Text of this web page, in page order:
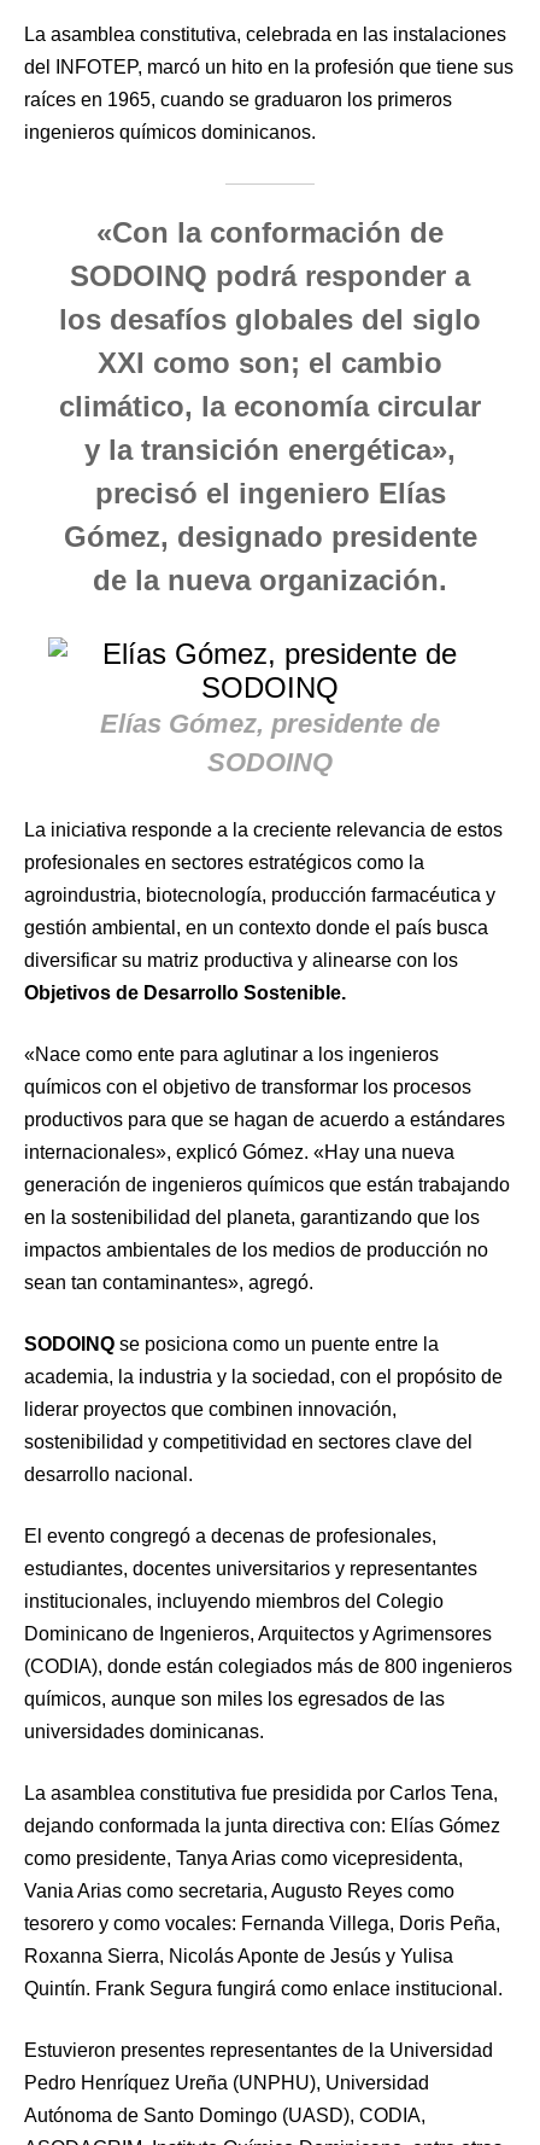
La asamblea constitutiva, celebrada en las instalaciones
del INFOTEP, marcó un hito en la profesión que tiene sus
raíces en 1965, cuando se graduaron los primeros
ingenieros químicos dominicanos.
«Con la conformación de
SODOINQ podrá responder a
los desafíos globales del siglo
XXI como son; el cambio
climático, la economía circular
y la transición energética»,
precisó el ingeniero Elías
Gómez, designado presidente
de la nueva organización.
Elías Gómez, presidente de
SODOINQ
La iniciativa responde a la creciente relevancia de estos
profesionales en sectores estratégicos como la
agroindustria, biotecnología, producción farmacéutica y
gestión ambiental, en un contexto donde el país busca
diversificar su matriz productiva y alinearse con los
Objetivos de Desarrollo Sostenible.
«Nace como ente para aglutinar a los ingenieros
químicos con el objetivo de transformar los procesos
productivos para que se hagan de acuerdo a estándares
internacionales», explicó Gómez. «Hay una nueva
generación de ingenieros químicos que están trabajando
en la sostenibilidad del planeta, garantizando que los
impactos ambientales de los medios de producción no
sean tan contaminantes», agregó.
SODOINQ se posiciona como un puente entre la
academia, la industria y la sociedad, con el propósito de
liderar proyectos que combinen innovación,
sostenibilidad y competitividad en sectores clave del
desarrollo nacional.
El evento congregó a decenas de profesionales,
estudiantes, docentes universitarios y representantes
institucionales, incluyendo miembros del Colegio
Dominicano de Ingenieros, Arquitectos y Agrimensores
(CODIA), donde están colegiados más de 800 ingenieros
químicos, aunque son miles los egresados de las
universidades dominicanas.
La asamblea constitutiva fue presidida por Carlos Tena,
dejando conformada la junta directiva con: Elías Gómez
como presidente, Tanya Arias como vicepresidenta,
Vania Arias como secretaria, Augusto Reyes como
tesorero y como vocales: Fernanda Villega, Doris Peña,
Roxanna Sierra, Nicolás Aponte de Jesús y Yulisa
Quintín. Frank Segura fungirá como enlace institucional.
Estuvieron presentes representantes de la Universidad
Pedro Henríquez Ureña (UNPHU), Universidad
Autónoma de Santo Domingo (UASD), CODIA,